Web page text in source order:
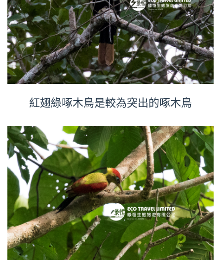
紅翅綠啄木鳥是較為突出的啄木鳥